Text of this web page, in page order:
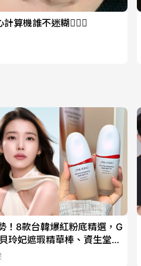
算機誰不迷糊😵‍💫💫
！8款台韓爆紅粉底精選，G
玲妃遮瑕精華棒、資生堂霧
下偷偷愛用！